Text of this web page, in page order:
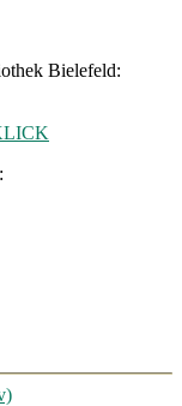
Bielefeld: